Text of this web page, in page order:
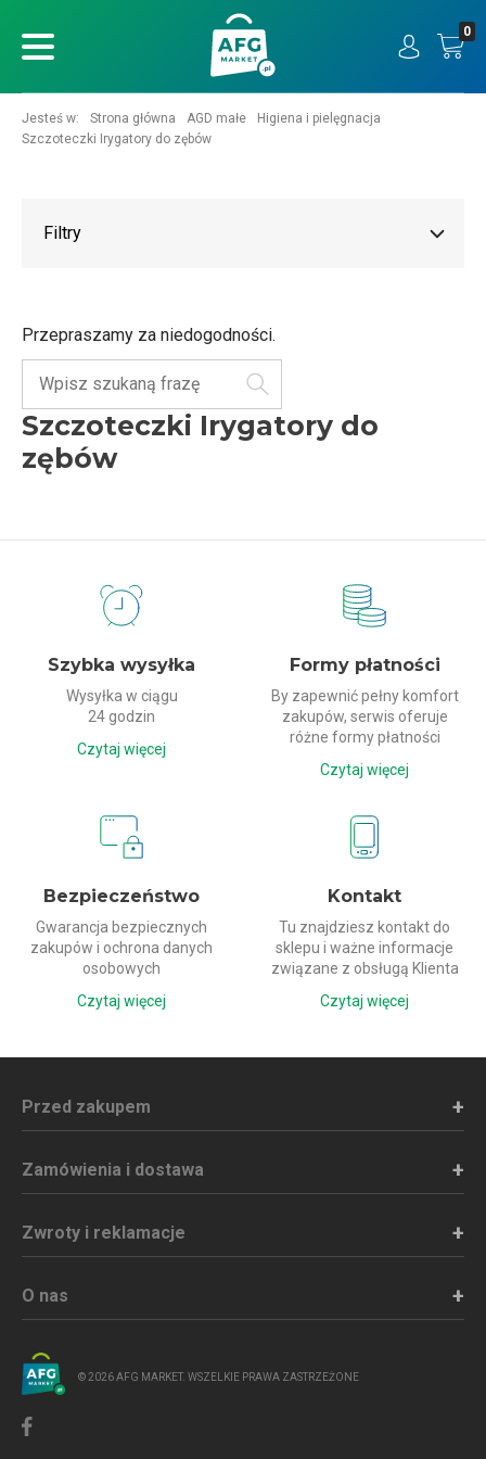
0
Jesteś w: Strona główna AGD małe
Higiena i pielęgnacja
Szczoteczki Irygatory do zębów
Filtry
Przepraszamy za niedogodności.
Szczoteczki Irygatory do
zębów
Dlaczego my?
Szybka wysyłka
Wysyłka w ciągu
24 godzin
Czytaj więcej
Formy płatności
By zapewnić pełny komfort
zakupów, serwis oferuje
różne formy płatności
Czytaj więcej
Bezpieczeństwo
Gwarancja bezpiecznych
zakupów i ochrona danych
osobowych
Czytaj więcej
Kontakt
Tu znajdziesz kontakt do
sklepu i ważne informacje
związane z obsługą Klienta
Czytaj więcej
Przed zakupem
Zamówienia i dostawa
Zwroty i reklamacje
O nas
© 2026 AFG MARKET. WSZELKIE PRAWA ZASTRZEŻONE